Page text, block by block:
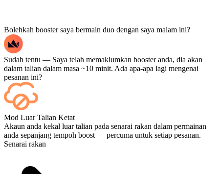
Bolehkah booster saya bermain duo dengan saya malam ini?
Sudah tentu — Saya telah memaklumkan booster anda, dia akan
dalam talian dalam masa ~10 minit. Ada apa-apa lagi mengenai
pesanan ini?
Ya — setiap perlawanan akan muncul pada papan pemuka anda
sebaik sahaja ia tamat, dan jika anda ingin menonton perlawanan
tersebut, tambahkan Penstriman semasa pembayaran.
Mod Luar Talian Ketat
Akaun anda kekal luar talian pada senarai rakan dalam permainan
anda sepanjang tempoh boost — percuma untuk setiap pesanan.
Senarai rakan